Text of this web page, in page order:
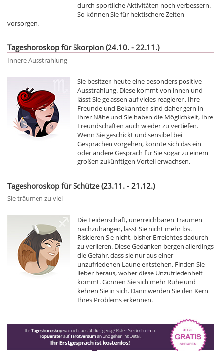
durch sportliche Aktivitäten noch verbessern.
So können Sie für hektischere Zeiten
vorsorgen.
Tageshoroskop für Skorpion (24.10. - 22.11.)
Innere Ausstrahlung
Sie besitzen heute eine besonders positive
Ausstrahlung. Diese kommt von innen und
lässt Sie gelassen auf vieles reagieren. Ihre
Freunde und Bekannten sind daher gern in
Ihrer Nähe und Sie haben die Möglichkeit, Ihre
Freundschaften auch wieder zu vertiefen.
Wenn Sie geschickt und sensibel bei
Gesprächen vorgehen, könnte sich das ein
oder andere Gespräch für Sie sogar zu einem
großen zukünftigen Vorteil erwachsen.
Tageshoroskop für Schütze (23.11. - 21.12.)
Sie träumen zu viel
Die Leidenschaft, unerreichbaren Träumen
nachzuhängen, lässt Sie nicht mehr los.
Riskieren Sie nicht, bisher Erreichtes dadurch
zu verlieren. Diese Gedanken bergen allerdings
die Gefahr, dass sie nur aus einer
unzufriedenen Laune entstehen. Finden Sie
lieber heraus, woher diese Unzufriedenheit
kommt. Gönnen Sie sich mehr Ruhe und
kehren Sie in sich. Dann werden Sie den Kern
Ihres Problems erkennen.